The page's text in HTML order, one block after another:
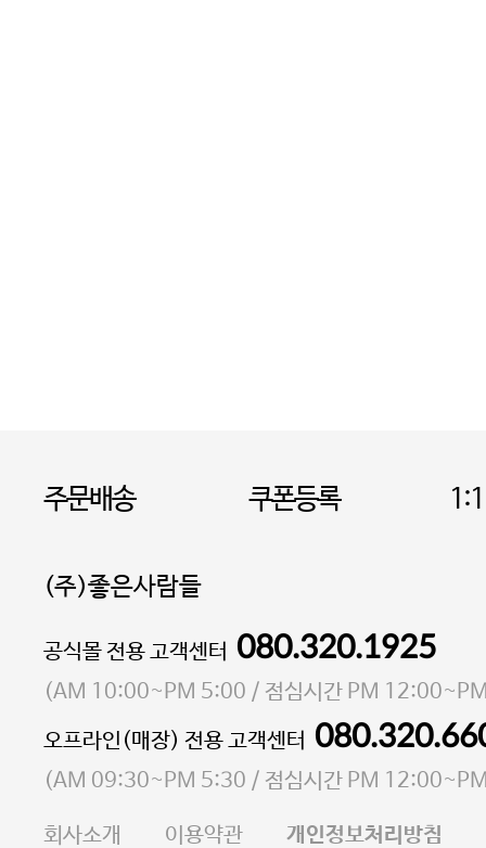
주문배송 쿠폰등록
(주)좋은사람들
대표 이성현,박영환| 개인정보관리책임자 김상현
소재지 서울특별시 마포구 마포대로4다길 41 마포
통신판매업 신고번호 2023-서울마포-3931호
사업자등록번호 105-81-58242
공식몰 전용 고객센터 080.320.1925
(AM 10:00~PM 5:00 / 점심시간 PM
오프라인(매장) 전용 고객센터
(AM 09:30~PM 5:30 / 점심시간 PM
회사소개 이용약관 개인정보처리방침